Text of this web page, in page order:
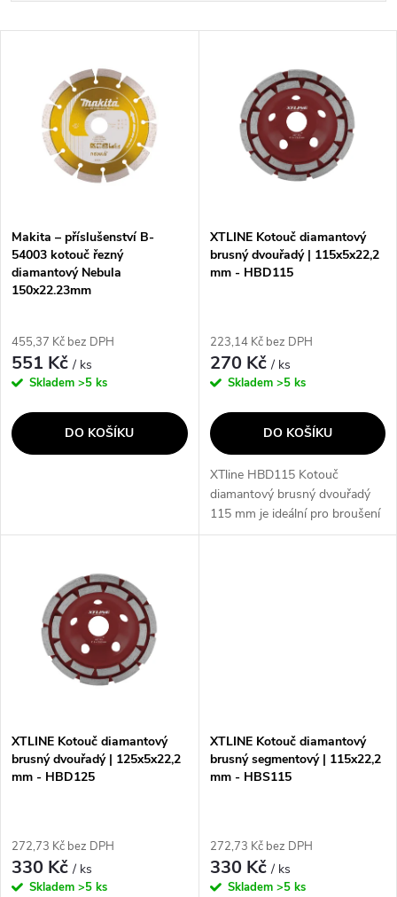
a
p
r
o
d
u
Nejprodávanější
Abecedně
s
p
o
d
u
t
Makita – příslušenství B-
54003 kotouč řezný
diamantový Nebula
150x22.23mm
455,37 Kč bez DPH
551 Kč/ ks
Skladem >5 ks
DO KOŠÍKU
XTLINE Kotouč diamantový
brusný dvouřadý | 115x5x22,2
mm - HBD115
223,14 Kč bez DPH
270 Kč/ ks
Skladem >5 ks
DO KOŠÍKU
XTline HBD115 Kotouč
diamantový brusný dvouřadý
115 mm je ideální pro broušení
tvrdých materiálů jako beton,
XTLINE Kotouč diamantový
brusný dvouřadý | 125x5x22,2
mm - HBD125
272,73 Kč bez DPH
330 Kč/ ks
Skladem >5 ks
XTLINE Kotouč diamantový
brusný segmentový | 115x22,2
mm - HBS115
272,73 Kč bez DPH
330 Kč/ ks
Skladem >5 ks